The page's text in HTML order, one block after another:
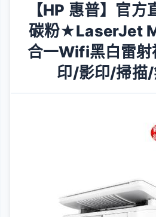
【HP 惠普】官方
碳粉★LaserJet
合一Wifi黑白雷射
印/影印/掃描